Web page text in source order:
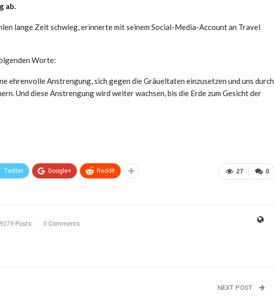
ab.
lange Zeit schwieg, erinnerte mit seinem Social-Media-Account an Travel
Worte:
ehrenvolle Anstrengung, sich gegen die Gräueltaten einzusetzen und uns durch
Und diese Anstrengung wird weiter wachsen, bis die Erde zum Gesicht der
0
27
Twitter Google+ ReddIt
Posts 0 Comments
NEXT POST